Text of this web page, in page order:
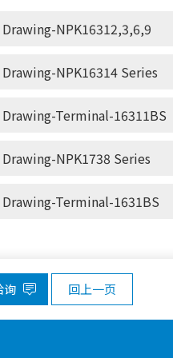
Drawing-NPK16312,3,6,9
Drawing-NPK16314 Series
Drawing-Terminal-16311BS
Drawing-NPK1738 Series
Drawing-Terminal-1631BS
询 回上一页